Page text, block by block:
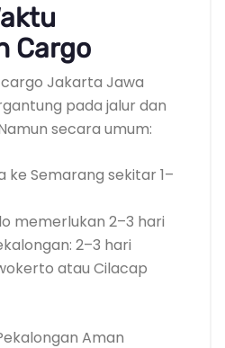
Cargo
Jakarta Jawa
pada jalur dan
secara umum:
ke Semarang sekitar 1–
memerlukan 2–3 hari
2–3 hari
atau Cilacap
Aman